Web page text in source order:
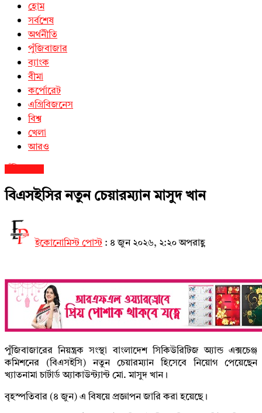
হোম
সর্বশেষ
অর্থনীতি
পুঁজিবাজার
ব্যাংক
বীমা
কর্পোরেট
এগ্রিবিজনেস
বিশ্ব
খেলা
আরও
বিএসইসির নতুন চেয়ারম্যান মাসুদ খান
ইকোনোমিস্ট পোস্ট : ৪ জুন ২০২৬, ২:২০ অপরাহ্ণ
পুঁজিবাজারের নিয়ন্ত্রক সংস্থা বাংলাদেশ সিকিউরিটিজ অ্যান্ড এক্সচেঞ্জ
কমিশনের (বিএসইসি) নতুন চেয়ারম্যান হিসেবে নিয়োগ পেয়েছেন
খ্যাতনামা চার্টার্ড অ্যাকাউন্ট্যান্ট মো. মাসুদ খান।
বৃহস্পতিবার (৪ জুন) এ বিষয়ে প্রজ্ঞাপন জারি করা হয়েছে।